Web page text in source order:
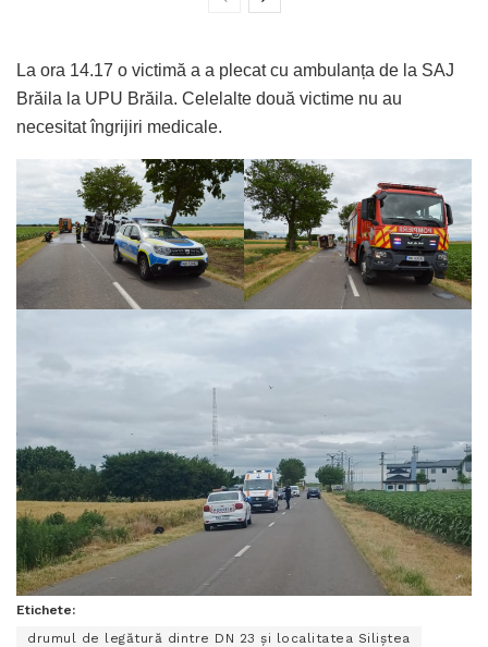
La ora 14.17 o victimă a a plecat cu ambulanța de la SAJ
Brăila la UPU Brăila. Celelalte două victime nu au
necesitat îngrijiri medicale.
Etichete:
drumul de legătură dintre DN 23 și localitatea Siliștea